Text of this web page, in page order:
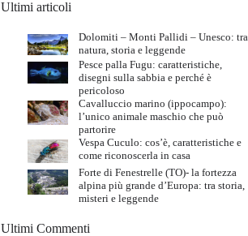
Ultimi articoli
Dolomiti – Monti Pallidi – Unesco: tra
natura, storia e leggende
Pesce palla Fugu: caratteristiche,
disegni sulla sabbia e perché è
pericoloso
Cavalluccio marino (ippocampo):
l’unico animale maschio che può
partorire
Vespa Cuculo: cos’è, caratteristiche e
come riconoscerla in casa
Forte di Fenestrelle (TO)- la fortezza
alpina più grande d’Europa: tra storia,
misteri e leggende
Ultimi Commenti